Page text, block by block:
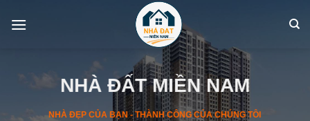
NHÀ ĐẤT MIỀN NAM
NHÀ ĐẸP CỦA BẠN - THÀNH CÔNG CỦA CHÚNG TÔI